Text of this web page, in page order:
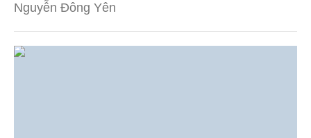
Nguyễn Đông Yên